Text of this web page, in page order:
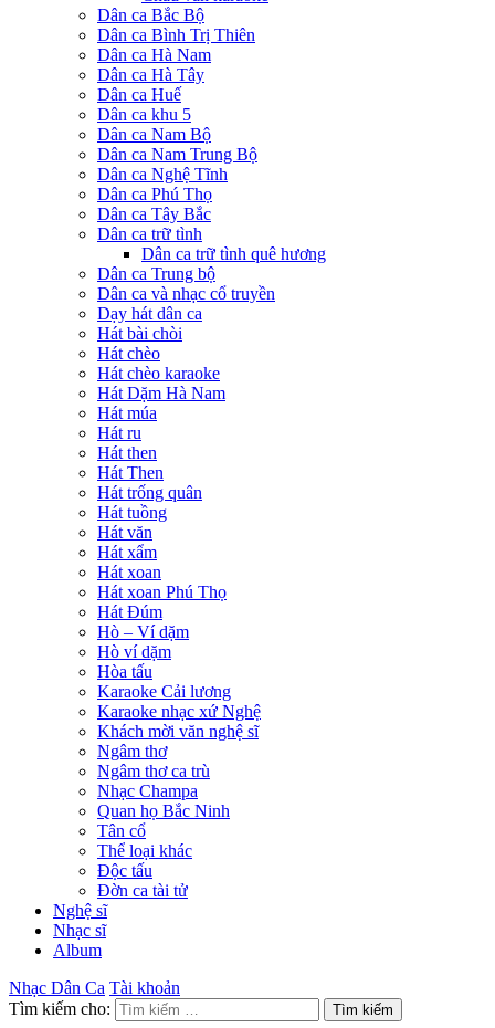
Dân ca Bắc Bộ
Dân ca Bình Trị Thiên
Dân ca Hà Nam
Dân ca Hà Tây
Dân ca Huế
Dân ca khu 5
Dân ca Nam Bộ
Dân ca Nam Trung Bộ
Dân ca Nghệ Tĩnh
Dân ca Phú Thọ
Dân ca Tây Bắc
Dân ca trữ tình
Dân ca trữ tình quê hương
Dân ca Trung bộ
Dân ca và nhạc cổ truyền
Dạy hát dân ca
Hát bài chòi
Hát chèo
Hát chèo karaoke
Hát Dặm Hà Nam
Hát múa
Hát ru
Hát then
Hát Then
Hát trống quân
Hát tuồng
Hát văn
Hát xẩm
Hát xoan
Hát xoan Phú Thọ
Hát Đúm
Hò – Ví dặm
Hò ví dặm
Hòa tấu
Karaoke Cải lương
Karaoke nhạc xứ Nghệ
Khách mời văn nghệ sĩ
Ngâm thơ
Ngâm thơ ca trù
Nhạc Champa
Quan họ Bắc Ninh
Tân cổ
Thể loại khác
Độc tấu
Đờn ca tài tử
Nghệ sĩ
Nhạc sĩ
Album
Nhạc Dân Ca Tài khoản
Tìm kiếm cho: